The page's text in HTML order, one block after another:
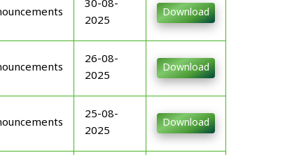
30-08-
2025
Download
26-08-
2025
Download
25-08-
2025
Download